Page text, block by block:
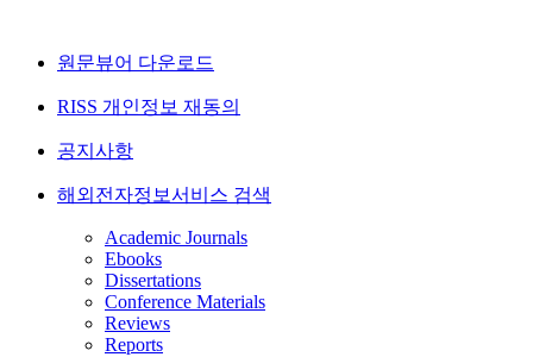
원문뷰어 다운로드
RISS 개인정보 재동의
공지사항
해외전자정보서비스 검색
Academic Journals
Ebooks
Dissertations
Conference Materials
Reviews
Reports